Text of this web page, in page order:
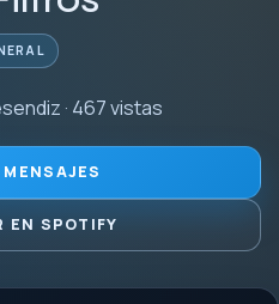
· 467 vistas
EN SPOTIFY